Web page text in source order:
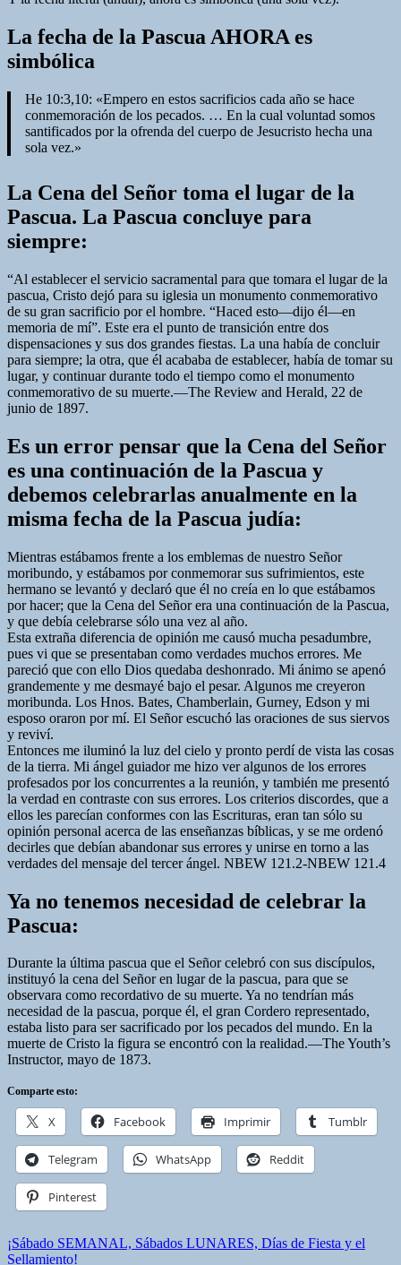
La fecha de la Pascua AHORA es
simbólica
He 10:3,10: «Empero en estos sacrificios cada año se hace
conmemoración de los pecados. … En la cual voluntad somos
santificados por la ofrenda del cuerpo de Jesucristo hecha una
sola vez.»
La Cena del Señor toma el lugar de la
Pascua. La Pascua concluye para
siempre:
“Al establecer el servicio sacramental para que tomara el lugar de la
pascua, Cristo dejó para su iglesia un monumento conmemorativo
de su gran sacrificio por el hombre. “Haced esto—dijo él—en
memoria de mí”. Este era el punto de transición entre dos
dispensaciones y sus dos grandes fiestas. La una había de concluir
para siempre; la otra, que él acababa de establecer, había de tomar su
lugar, y continuar durante todo el tiempo como el monumento
conmemorativo de su muerte.—The Review and Herald, 22 de
junio de 1897.
Es un error pensar que la Cena del Señor
es una continuación de la Pascua y
debemos celebrarlas anualmente en la
misma fecha de la Pascua judía:
Mientras estábamos frente a los emblemas de nuestro Señor
moribundo, y estábamos por conmemorar sus sufrimientos, este
hermano se levantó y declaró que él no creía en lo que estábamos
por hacer; que la Cena del Señor era una continuación de la Pascua,
y que debía celebrarse sólo una vez al año.
Esta extraña diferencia de opinión me causó mucha pesadumbre,
pues vi que se presentaban como verdades muchos errores. Me
pareció que con ello Dios quedaba deshonrado. Mi ánimo se apenó
grandemente y me desmayé bajo el pesar. Algunos me creyeron
moribunda. Los Hnos. Bates, Chamberlain, Gurney, Edson y mi
esposo oraron por mí. El Señor escuchó las oraciones de sus siervos
y reviví.
Entonces me iluminó la luz del cielo y pronto perdí de vista las cosas
de la tierra. Mi ángel guiador me hizo ver algunos de los errores
profesados por los concurrentes a la reunión, y también me presentó
la verdad en contraste con sus errores. Los criterios discordes, que a
ellos les parecían conformes con las Escrituras, eran tan sólo su
opinión personal acerca de las enseñanzas bíblicas, y se me ordenó
decirles que debían abandonar sus errores y unirse en torno a las
verdades del mensaje del tercer ángel. NBEW 121.2-NBEW 121.4
Ya no tenemos necesidad de celebrar la
Pascua:
Durante la última pascua que el Señor celebró con sus discípulos,
instituyó la cena del Señor en lugar de la pascua, para que se
observara como recordativo de su muerte. Ya no tendrían más
necesidad de la pascua, porque él, el gran Cordero representado,
estaba listo para ser sacrificado por los pecados del mundo. En la
muerte de Cristo la figura se encontró con la realidad.—The Youth’s
Instructor, mayo de 1873.
Comparte esto:
X Facebook Imprimir Tumblr
Telegram WhatsApp Reddit
Pinterest
Navegación
¡Sábado SEMANAL, Sábados LUNARES, Días de Fiesta y el
Sellamiento!